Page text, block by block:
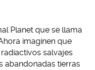
Planet que se llama
imaginen que
salvajes
abandonadas tierras